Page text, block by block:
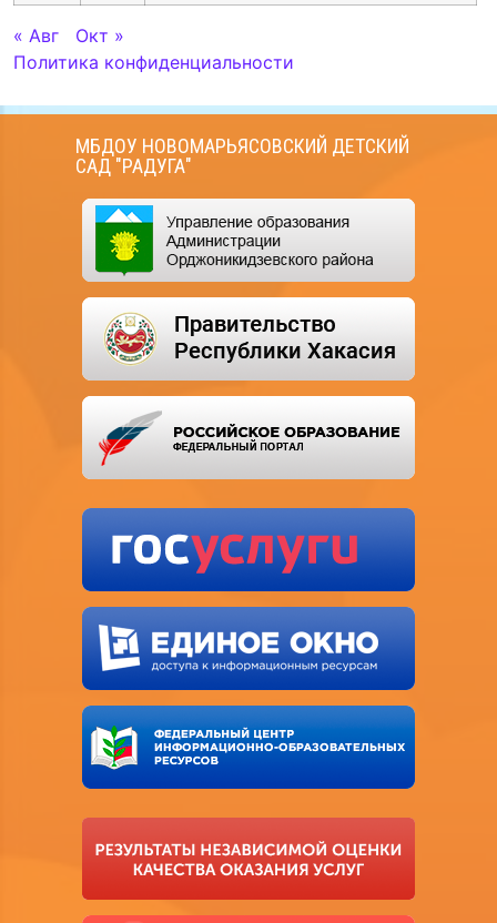
« Авг
Окт »
Политика конфиденциальности
МБДОУ НОВОМАРЬЯСОВСКИЙ ДЕТСКИЙ
САД "РАДУГА"